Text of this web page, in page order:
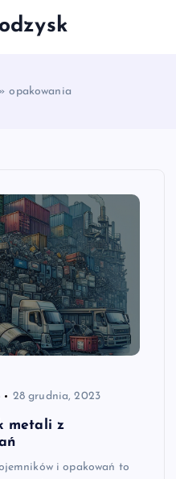
odzysk
opakowania
28 grudnia, 2023
metali z
i opakowań to